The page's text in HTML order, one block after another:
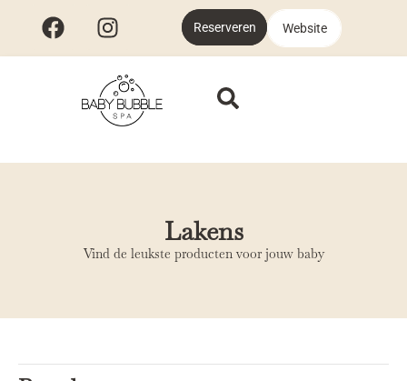
Reserveren Website
Lakens
Vind de leukste producten voor jouw baby